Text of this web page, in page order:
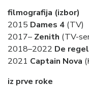
filmografija (izbor)
2015 Dames 4 (TV)
2017– Zenith (TV-
2018–2022 De
2021 Captain Nova
iz prve roke